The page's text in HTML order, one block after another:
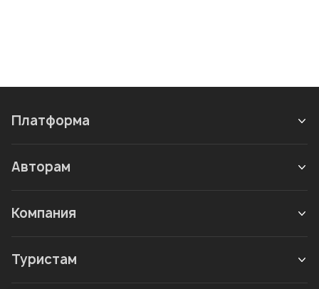
Платформа
Авторам
Компания
Туристам